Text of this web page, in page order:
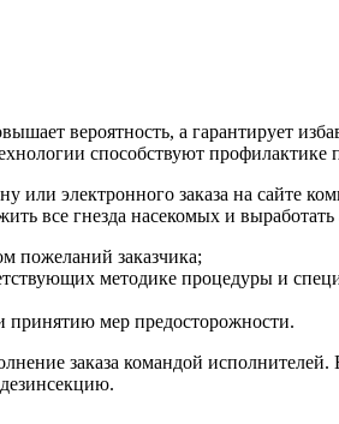
вероятность, а гарантирует
способствуют
или электронного заказа на сайте
все гнезда насекомых и
пожеланий заказчика;
методике процедуры и
принятию мер предосторожности.
заказа командой